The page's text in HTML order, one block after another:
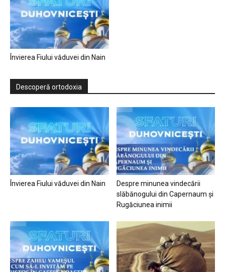
Învierea Fiului văduvei din Nain
Descoperă ortodoxia
Învierea Fiului văduvei din Nain
Despre minunea vindecării
slăbănogului din Capernaum și
Rugăciunea inimii